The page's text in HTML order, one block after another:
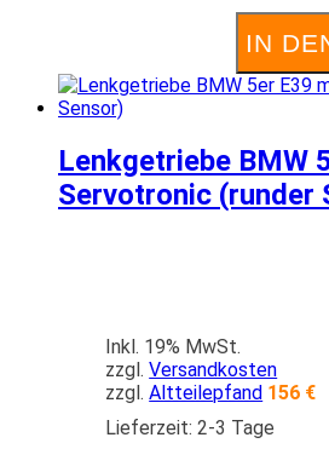
IN
Lenkgetriebe BMW
Servotronic (runder
Inkl. 19% MwSt.
zzgl.Versandkosten
zzgl.Altteilepfand 156 €
Lieferzeit: 2-3 Tage